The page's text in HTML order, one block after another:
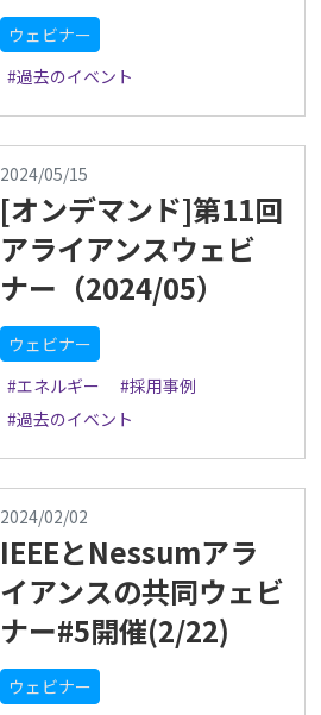
ウェビナー
#過去のイベント
2024/05/15
[オンデマンド]第11回
アライアンスウェビ
ナー（2024/05）
ウェビナー
#エネルギー
#採用事例
#過去のイベント
2024/02/02
IEEEとNessumアラ
イアンスの共同ウェビ
ナー#5開催(2/22)
ウェビナー